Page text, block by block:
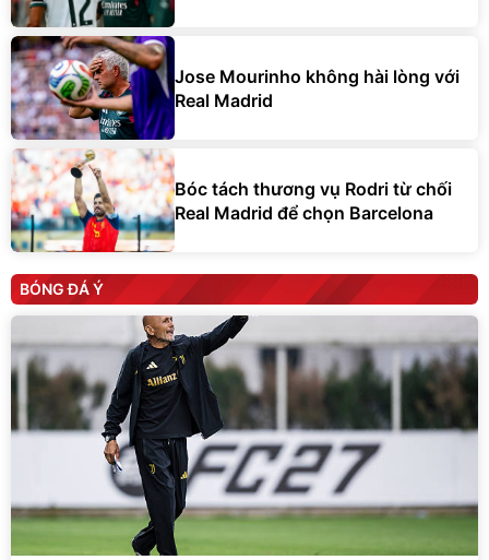
Jose Mourinho không hài lòng với
Real Madrid
Bóc tách thương vụ Rodri từ chối
Real Madrid để chọn Barcelona
BÓNG ĐÁ Ý